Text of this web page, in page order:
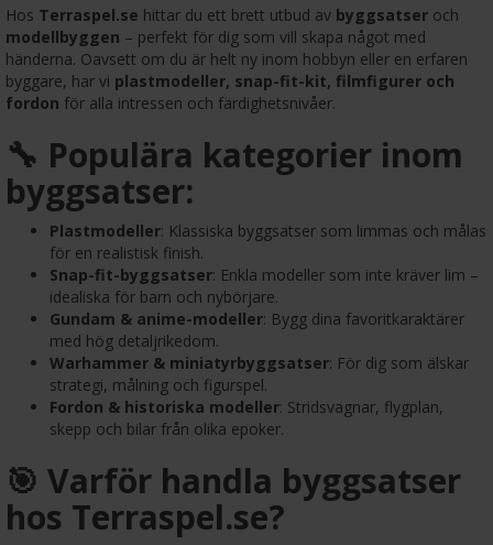
Hos Terraspel.se hittar du ett brett utbud av byggsatser och
modellbyggen – perfekt för dig som vill skapa något med
händerna. Oavsett om du är helt ny inom hobbyn eller en erfaren
byggare, har vi plastmodeller, snap-fit-kit, filmfigurer och
fordon för alla intressen och färdighetsnivåer.
🔧 Populära kategorier inom
byggsatser:
Plastmodeller: Klassiska byggsatser som limmas och målas
för en realistisk finish.
Snap-fit-byggsatser: Enkla modeller som inte kräver lim –
idealiska för barn och nybörjare.
Gundam & anime-modeller: Bygg dina favoritkaraktärer
med hög detaljrikedom.
Warhammer & miniatyrbyggsatser: För dig som älskar
strategi, målning och figurspel.
Fordon & historiska modeller: Stridsvagnar, flygplan,
skepp och bilar från olika epoker.
🎯 Varför handla byggsatser
hos Terraspel.se?